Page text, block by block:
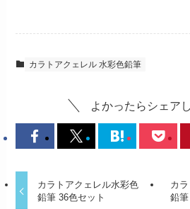
カラトアクェレル 水彩色鉛筆
よかったらシェア
カラトアクェレル水彩色
鉛筆 36色セット
カ
鉛